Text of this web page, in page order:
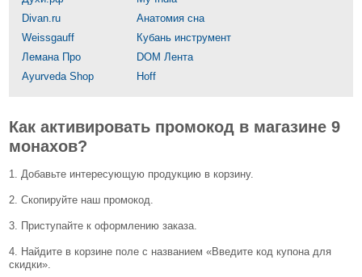
Divan.ru
Анатомия сна
Weissgauff
Кубань инструмент
Лемана Про
DOM Лента
Ayurveda Shop
Hoff
Как активировать промокод в магазине 9
монахов?
1. Добавьте интересующую продукцию в корзину.
2. Скопируйте наш промокод.
3. Приступайте к оформлению заказа.
4. Найдите в корзине поле с названием «Введите код купона для
скидки».